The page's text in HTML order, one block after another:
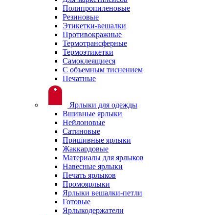
Полипропиленовые
Резиновые
Этикетки-вешалки
Противокражные
Термотрансферные
Термоэтикетки
Самоклеящиеся
С объемным тиснением
Печатные
Ярлыки для одежды
Вшивные ярлыки
Нейлоновые
Сатиновые
Пришивные ярлыки
Жаккардовые
Материалы для ярлыков
Навесные ярлыки
Печать ярлыков
Промоярлыки
Ярлыки вешалки-петли
Готовые
Ярлыкодержатели